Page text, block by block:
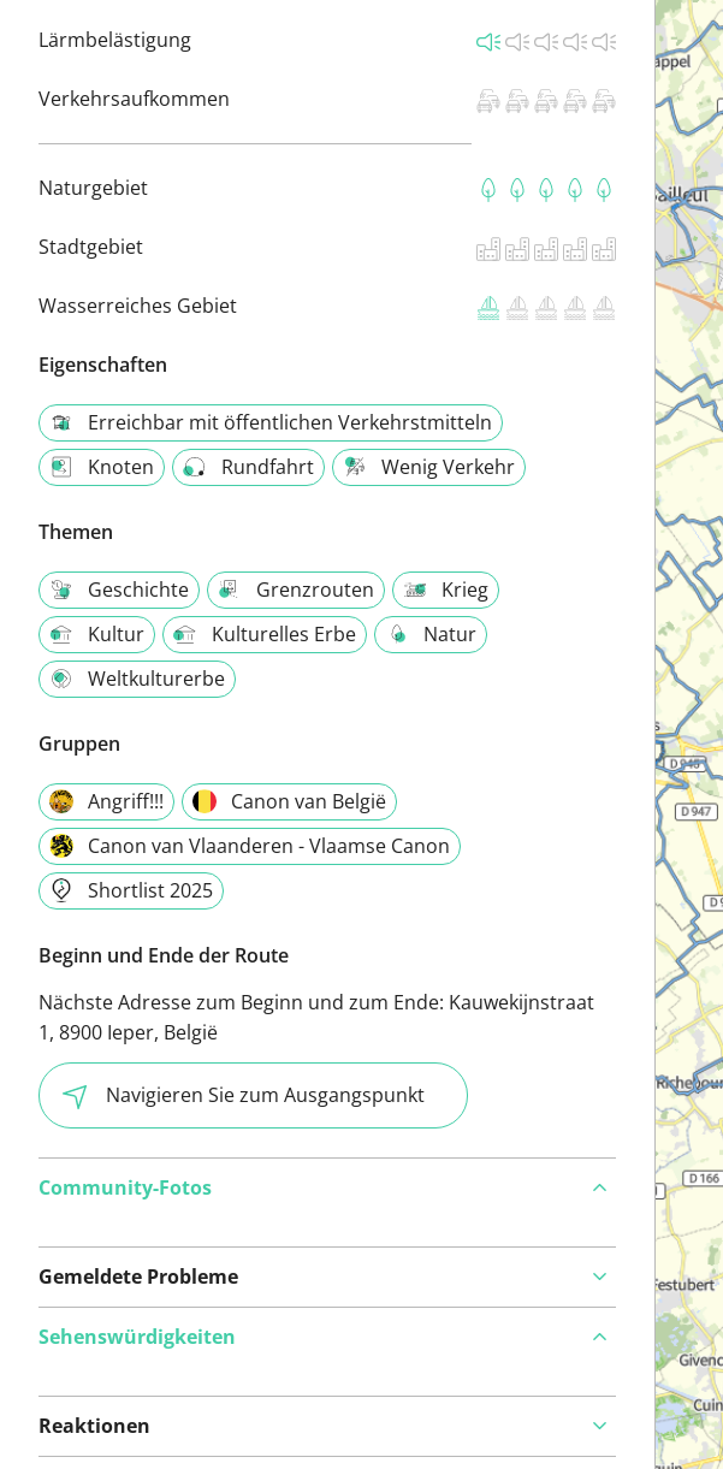
Lärmbelästigung
Verkehrsaufkommen
Naturgebiet
Stadtgebiet
Wasserreiches Gebiet
Eigenschaften
Erreichbar mit öffentlichen Verkehrstmitteln
Knoten
Rundfahrt Wenig Verkehr
Themen
Geschichte Grenzrouten
Krieg
Kultur
Kulturelles Erbe
Natur
Weltkulturerbe
Gruppen
Angriff!!!
Canon van België
Canon van Vlaanderen - Vlaamse Canon
Shortlist 2025
Beginn und Ende der Route
Nächste Adresse zum Beginn und zum Ende: Kauwekijnstraat
1, 8900 Ieper, België
Navigieren Sie zum Ausgangspunkt
Community-Fotos
Gemeldete Probleme
wurden bisher keine
Sehenswürdigkeiten
Reaktionen